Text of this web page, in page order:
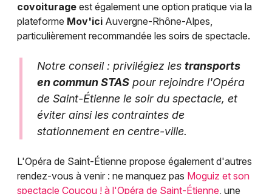
covoiturage est également une option pratique via la
plateforme Mov'ici Auvergne-Rhône-Alpes,
particulièrement recommandée les soirs de spectacle.
Notre conseil : privilégiez les transports
en commun STAS pour rejoindre l'Opéra
de Saint-Étienne le soir du spectacle, et
éviter ainsi les contraintes de
stationnement en centre-ville.
L'Opéra de Saint-Étienne propose également d'autres
rendez-vous à venir : ne manquez pas Moguiz et son
spectacle Coucou ! à l'Opéra de Saint-Étienne, une